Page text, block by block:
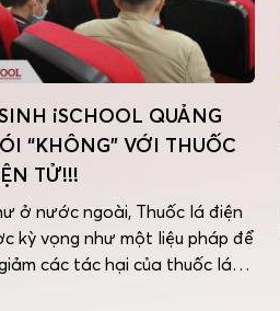
iSCHOOL QUẢNG
“KHÔNG” VỚI THUỐC
TỬ!!!
ở nước ngoài, Thuốc lá điện
kỳ vọng như một liệu pháp để
các tác hại của thuốc lá